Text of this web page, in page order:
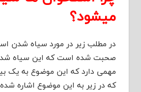
میشود؟
در مطلب زیر در مورد سیاه شدن
صحبت شده است که این سیاه
مهمی دارد که این موضوع به یک
که در زیر به این موضوع اشاره